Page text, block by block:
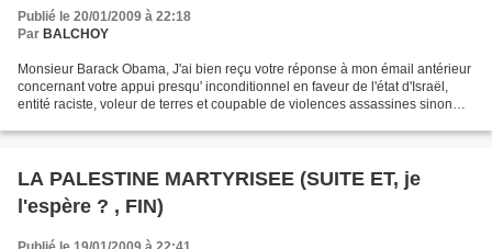
Publié le 20/01/2009 à 22:18
Par BALCHOY
Monsieur Barack Obama, J'ai bien reçu votre réponse à mon émail antérieur
concernant votre appui presqu' inconditionnel en faveur de l'état d'Israël,
entité raciste, voleur de terres et coupable de violences assassines sinon
LA PALESTINE MARTYRISEE (SUITE ET, je
l'espère ? , FIN)